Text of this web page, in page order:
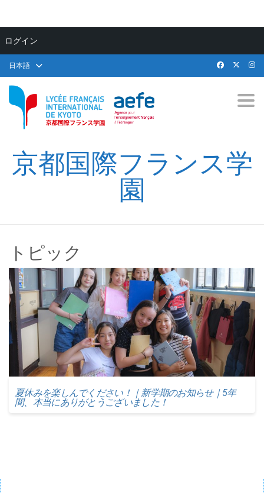
ログイン
日本語
京都国際フランス学
園
トピック
夏休みを楽しんでください！｜新学期のお知らせ｜5年
間、本当にありがとうございました！